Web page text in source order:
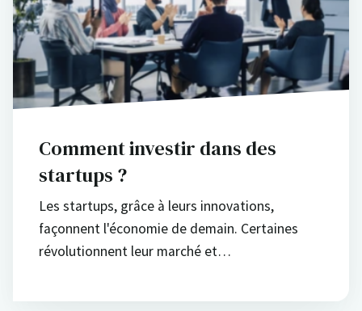
Comment investir dans des
startups ?
Les startups, grâce à leurs innovations,
façonnent l'économie de demain. Certaines
révolutionnent leur marché et…